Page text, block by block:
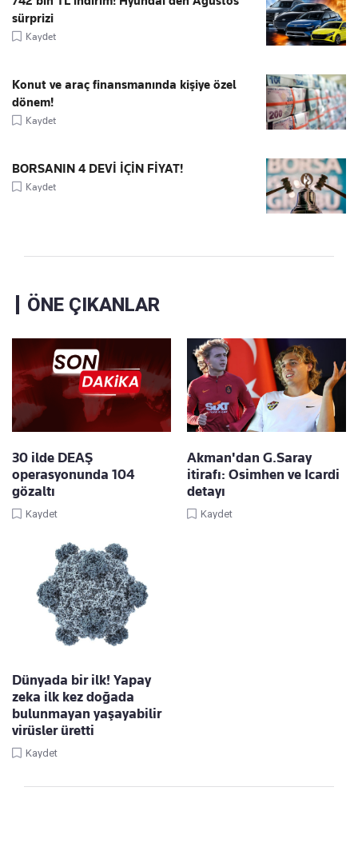
sürprizi
Kaydet
Konut ve araç finansmanında kişiye özel
dönem!
Kaydet
BORSANIN 4 DEVİ İÇİN FİYAT!
Kaydet
ÖNE ÇIKANLAR
30 ilde DEAŞ
operasyonunda 104
gözaltı
Kaydet
Akman'dan G.Saray
itirafı: Osimhen ve Icardi
detayı
Kaydet
Dünyada bir ilk! Yapay
zeka ilk kez doğada
bulunmayan yaşayabilir
virüsler üretti
Kaydet